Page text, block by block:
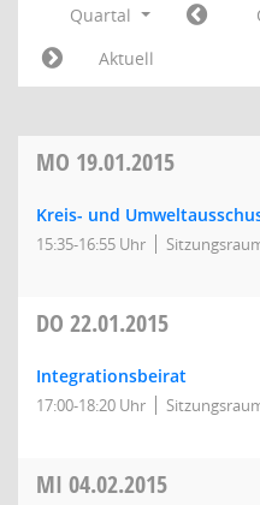
Quartal
Aktuell
MO 19.01.2015
Kreis- und
15:35-16:55 Uhr
DO 22.01.2015
Integrationsbeirat
17:00-18:20 Uhr
MI 04.02.2015